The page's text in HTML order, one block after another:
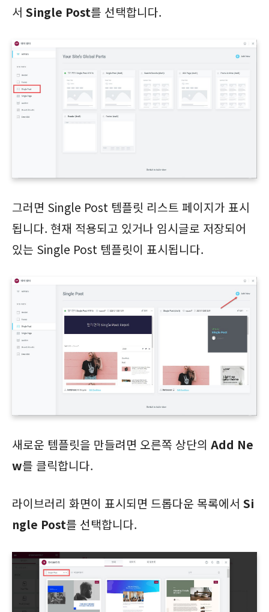
서 Single Post를 선택합니다.
그러면 Single Post 템플릿 리스트 페이지가 표시
됩니다. 현재 적용되고 있거나 임시글로 저장되어
있는 Single Post 템플릿이 표시됩니다.
새로운 템플릿을 만들려면 오른쪽 상단의 Add Ne
w를 클릭합니다.
라이브러리 화면이 표시되면 드롭다운 목록에서 Si
ngle Post를 선택합니다.